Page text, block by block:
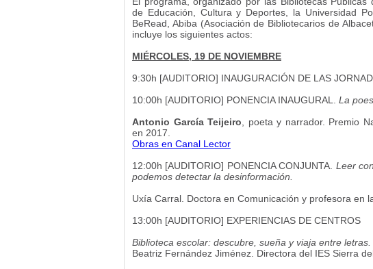
de Educación, Cultura y Deportes, la Universidad
BeRead, Abiba (Asociación de Bibliotecarios de
incluye los siguientes actos:
MIÉRCOLES, 19 DE NOVIEMBRE
9:30h [AUDITORIO] INAUGURACIÓN DE LAS
10:00h [AUDITORIO] PONENCIA INAUGURAL. La
Antonio García Teijeiro , poeta y narrador. Premio
en 2017.
Obras en Canal Lector
12:00h [AUDITORIO] PONENCIA CONJUNTA. Leer
podemos detectar la desinformación.
Uxía Carral. Doctora en Comunicación y profesora en
13:00h [AUDITORIO] EXPERIENCIAS DE CENTROS
Biblioteca escolar: descubre, sueña y viaja entre letras.
Beatriz Fernández Jiménez. Directora del IES Sierra